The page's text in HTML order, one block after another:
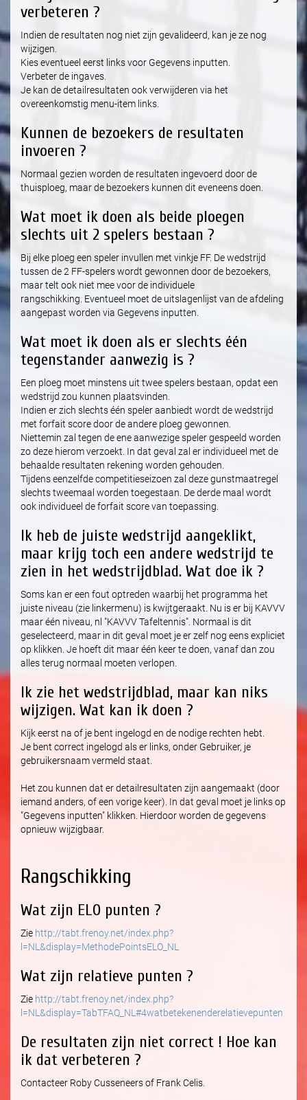
verbeteren ?
Indien de resultaten nog niet zijn gevalideerd, kan je ze nog
wijzigen.
Kies eventueel eerst links voor Gegevens inputten.
Verbeter de ingaves.
Je kan de detailresultaten ook verwijderen via het
overeenkomstig menu-item links.
Kunnen de bezoekers de resultaten
invoeren ?
Normaal gezien worden de resultaten ingevoerd door de
thuisploeg, maar de bezoekers kunnen dit eveneens doen.
Wat moet ik doen als beide ploegen
slechts uit 2 spelers bestaan ?
Bij elke ploeg een speler invullen met vinkje FF. De wedstrijd
tussen de 2 FF-spelers wordt gewonnen door de bezoekers,
maar telt ook niet mee voor de individuele
rangschikking. Eventueel moet de uitslagenlijst van de afdeling
aangepast worden via Gegevens inputten.
Wat moet ik doen als er slechts één
tegenstander aanwezig is ?
Een ploeg moet minstens uit twee spelers bestaan, opdat een
wedstrijd zou kunnen plaatsvinden.
Indien er zich slechts één speler aanbiedt wordt de wedstrijd
met forfait score door de andere ploeg gewonnen.
Niettemin zal tegen de ene aanwezige speler gespeeld worden
zo deze hierom verzoekt. In dat geval zal er individueel met de
behaalde resultaten rekening worden gehouden.
Tijdens eenzelfde competitieseizoen zal deze gunstmaatregel
slechts tweemaal worden toegestaan. De derde maal wordt
ook individueel de forfait score van toepassing.
Ik heb de juiste wedstrijd aangeklikt,
maar krijg toch een andere wedstrijd te
zien in het wedstrijdblad. Wat doe ik ?
Soms kan er een fout optreden waarbij het programma het
juiste niveau (zie linkermenu) is kwijtgeraakt. Nu is er bij KAVVV
maar één niveau, nl "KAVVV Tafeltennis". Normaal is dit
geselecteerd, maar in dit geval moet je er zelf nog eens expliciet
op klikken. Je hoeft dit maar één keer te doen, vanaf dan zou
alles terug normaal moeten verlopen.
Ik zie het wedstrijdblad, maar kan niks
wijzigen. Wat kan ik doen ?
Kijk eerst na of je bent ingelogd en de nodige rechten hebt.
Je bent correct ingelogd als er links, onder Gebruiker, je
gebruikersnaam vermeld staat.
Het zou kunnen dat er detailresultaten zijn aangemaakt (door
iemand anders, of een vorige keer). In dat geval moet je links op
"Gegevens inputten" klikken. Hierdoor worden de gegevens
opnieuw wijzigbaar.
Rangschikking
Wat zijn ELO punten ?
Zie http://tabt.frenoy.net/index.php?
l=NL&display=MethodePointsELO_NL
Wat zijn relatieve punten ?
Zie http://tabt.frenoy.net/index.php?
l=NL&display=TabTFAQ_NL#4watbetekenenderelatievepunten
De resultaten zijn niet correct ! Hoe kan
ik dat verbeteren ?
Contacteer Roby Cusseneers of Frank Celis.